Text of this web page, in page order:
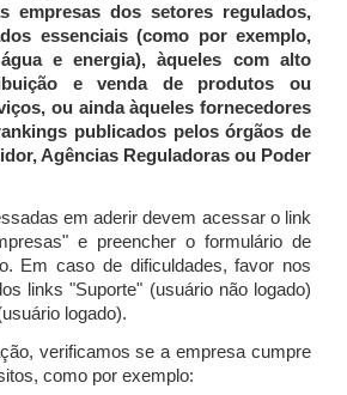
empresas dos setores regulados,
essenciais (como por exemplo,
e energia), àqueles com alto
e venda de produtos ou
ou ainda àqueles fornecedores
publicados pelos órgãos de
Agências Reguladoras ou Poder
em aderir devem acessar o link
e preencher o formulário de
Em caso de dificuldades, favor nos
links "Suporte" (usuário não logado)
logado).
verificamos se a empresa cumpre
como por exemplo: